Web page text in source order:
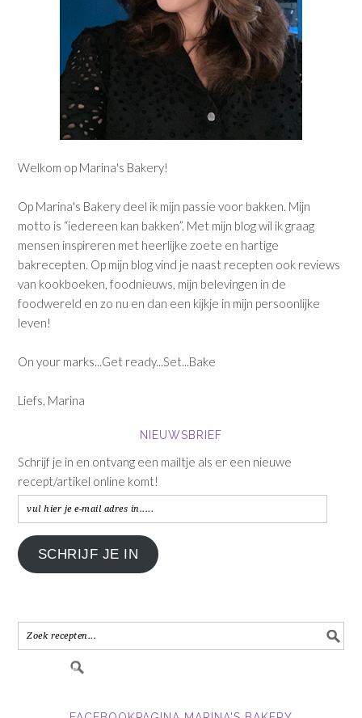
Welkom op Marina's Bakery!
Op Marina's Bakery deel ik mijn passie voor bakken. Mijn
motto is “iedereen kan bakken”. Met mijn blog wil ik graag
mensen inspireren met heerlijke zoete en hartige
bakrecepten. Op mijn blog vind je naast recepten ook reviews
van kookboeken, foodnieuws, mijn belevingen in de
foodwereld en zo nu en dan een kijkje in mijn persoonlijke
leven!
On your marks...Get ready...Set...Bake
Liefs, Marina
NIEUWSBRIEF
Schrijf je in en ontvang een mailtje als er een nieuwe
recept/artikel online komt!
vul
hier
je
e-
in.....
SCHRIJF JE IN